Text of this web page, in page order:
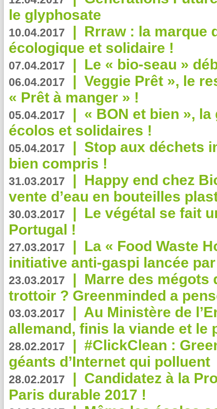
le glyphosate
10.04.2017 | Rrraw : la marque
écologique et solidaire !
07.04.2017 | Le « bio-seau »
06.04.2017 | Veggie Prêt », le
« Prêt à manger » !
05.04.2017 | « BON et bien »,
écolos et solidaires !
05.04.2017 | Stop aux déchets
bien compris !
31.03.2017 | Happy end chez
vente d’eau en bouteilles
30.03.2017 | Le végétal se fait
Portugal !
27.03.2017 | La « Food Waste
initiative anti-gaspi lancée
23.03.2017 | Marre des mégots
trottoir ? Greenminded a
03.03.2017 | Au Ministère de
allemand, finis la viande et le
28.02.2017 | #ClickClean :
géants d’Internet qui polluent
28.02.2017 | Candidatez à la
Paris durable 2017 !